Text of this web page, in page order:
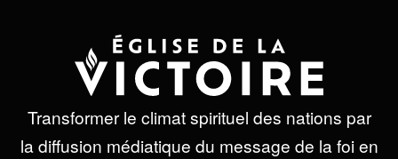
Transformer le climat spirituel des nations par
la diffusion médiatique du message de la foi en